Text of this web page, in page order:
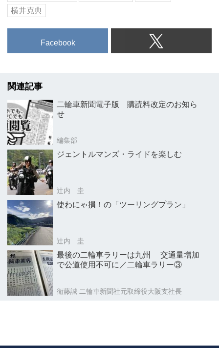
横井克典
Facebook
関連記事
二輪車新聞電子版 購読料改定のお知ら
せ
編集部
ジェントルマンズ・ライドを楽しむ
辻内 圭
使わにゃ損！の「ツーリングプラン」
辻内 圭
最後の二輪車ラリーは九州 交通量増加
で公道使用不可に／二輪車ラリー③
衛藤誠 二輪車新聞社元取締役大阪支社長